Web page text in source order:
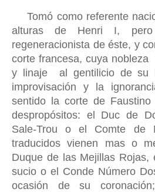
Tomó como referente
alturas de Henri I,
regeneracionista de éste, y
corte francesa, cuya
y linaje al gentilicio de su
improvisación y la
sentido la corte de
despropósitos: el Duc de
Sale-Trou o el Comte de
traducidos vienen mas o
Duque de las Mejillas Rojas,
sucio o el Conde Número
ocasión de su